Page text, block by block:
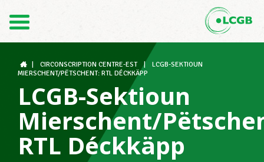
FR
Der LCGB
Gewerkschaftsstrukturen
CIRCONSCRIPTION CENTRE-EST |
LCGB-SEKTIOUN
MIERSCHENT/PËTSCHENT: RTL DÉCKKÄPP
LCGB-Sektioun
Mierschent/
RTL Déckkäpp